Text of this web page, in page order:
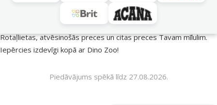
Vasara turpinās – atlaides katrai gaumei!
Rotaļlietas, atvēsinošās preces un citas preces Tavam mīlulim.
Iepērcies izdevīgi kopā ar Dino Zoo!
Piedāvājums spēkā līdz 27.08.2026.